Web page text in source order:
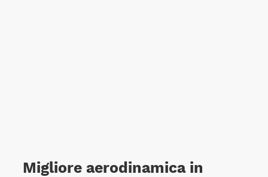
Migliore aerodinamica in